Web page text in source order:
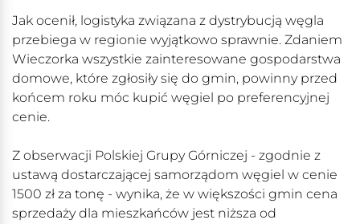
Jak ocenił, logistyka związana z dystrybucją węgla
przebiega w regionie wyjątkowo sprawnie. Zdaniem
Wieczorka wszystkie zainteresowane gospodarstwa
domowe, które zgłosiły się do gmin, powinny przed
końcem roku móc kupić węgiel po preferencyjnej
cenie.
Z obserwacji Polskiej Grupy Górniczej - zgodnie z
ustawą dostarczającej samorządom węgiel w cenie
1500 zł za tonę - wynika, że w większości gmin cena
sprzedaży dla mieszkańców jest niższa od